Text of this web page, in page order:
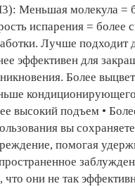
Меньшая молекула =
испарения = более
Лучше подходит
эффективен для
Более
кондиционирующего
высокий подъем •
вы
помогая
что они не так